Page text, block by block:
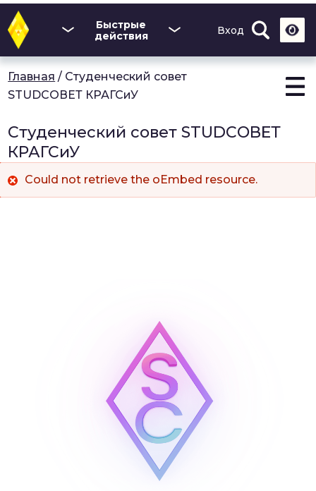
Перейти
основному
содержанию
Быстрые
действия
Вход
Главная / Студенческий совет
STUDCОВЕТ КРАГСиУ
Студенческий совет STUDCОВЕТ
КРАГСиУ
Сообщение
Could not retrieve the oEmbed resource.